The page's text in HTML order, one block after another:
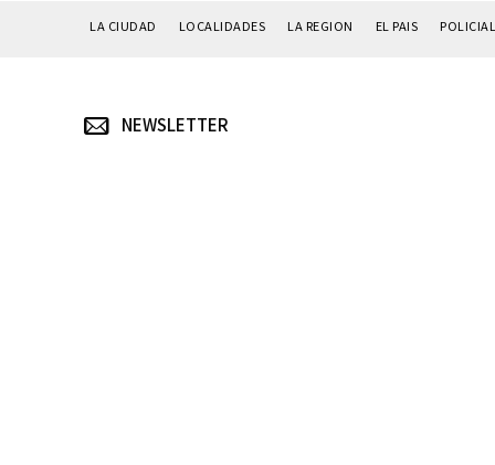
LA CIUDAD LOCALIDADES LA REGION EL PAIS
NEWSLETTER